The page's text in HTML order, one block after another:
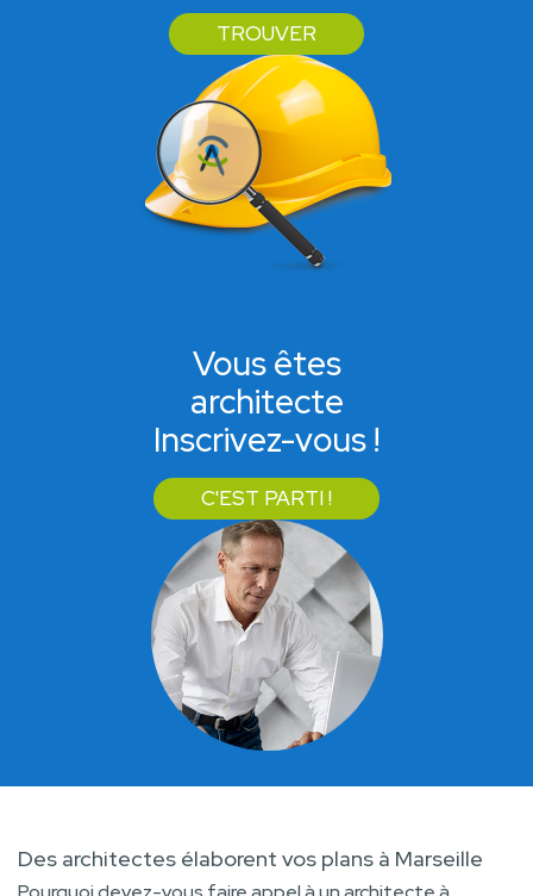
TROUVER
Vous êtes
architecte
Inscrivez-vous !
C'EST PARTI !
Des architectes élaborent vos plans à Marseille